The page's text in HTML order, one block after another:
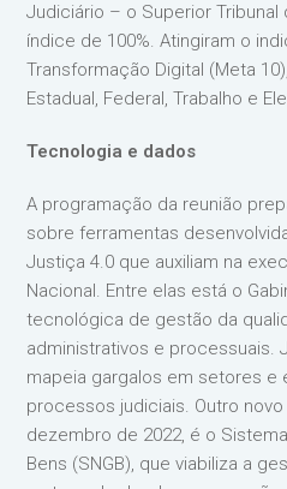
Judiciário – o Superior
índice de 100%. Atingiram o
Transformação Digital (Meta
Estadual, Federal, Trabalho e
Tecnologia e dados
A programação da reunião
sobre ferramentas
Justiça 4.0 que auxiliam na
Nacional. Entre elas está o
tecnológica de gestão da
administrativos e processuais.
mapeia gargalos em setores e
processos judiciais. Outro
dezembro de 2022, é o
Bens (SNGB), que viabiliza a